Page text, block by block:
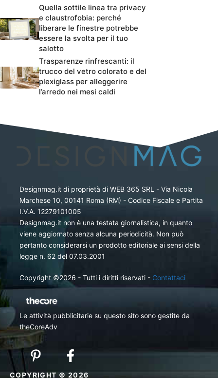
Quella sottile linea tra privacy
e claustrofobia: perché
liberare le finestre potrebbe
essere la svolta per il tuo
salotto
Trasparenze rinfrescanti: il
trucco del vetro colorato e del
plexiglass per alleggerire
l’arredo nei mesi caldi
Designmag.it di proprietà di WEB 365 SRL - Via Nicola
Marchese 10, 00141 Roma (RM) - Codice Fiscale e Partita
I.V.A. 12279101005
Designmag.it non è una testata giornalistica, in quanto
viene aggiornato senza alcuna periodicità. Non può
pertanto considerarsi un prodotto editoriale ai sensi della
legge n. 62 del 07.03.2001
Copyright ©2026 - Tutti i diritti riservati - Contattaci
Le attività pubblicitarie su questo sito sono gestite da
theCoreAdv
COPYRIGHT © 2026